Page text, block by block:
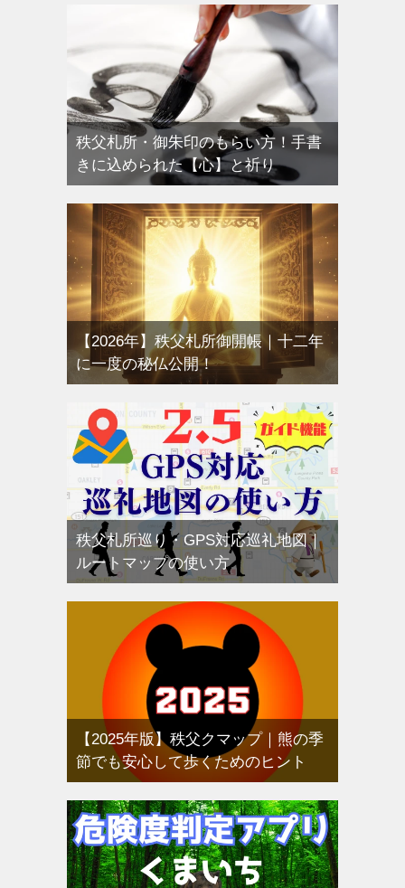
秩父札所・御朱印のもらい方！手書
きに込められた【心】と祈り
【2026年】秩父札所御開帳｜十二年
に一度の秘仏公開！
秩父札所巡り・GPS対応巡礼地図｜
ルートマップの使い方
【2025年版】秩父クマップ｜熊の季
節でも安心して歩くためのヒント